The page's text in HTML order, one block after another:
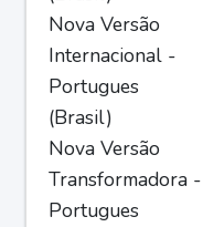
Nova Versão
Internacional -
Portugues
(Brasil)
Nova Versão
Transformadora -
Portugues